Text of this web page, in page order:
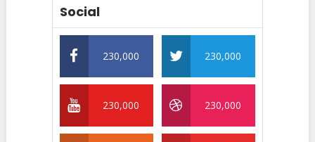
Social
230,000 230,000
230,000 230,000